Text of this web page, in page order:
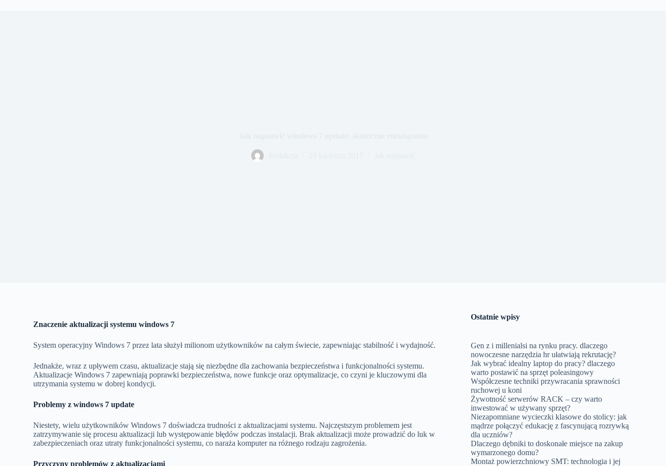
Znaczenie aktualizacji systemu windows 7
System operacyjny Windows 7 przez lata służył milionom użytkowników na całym świecie, zapewniając stabilność i wydajność.
Jednakże, wraz z upływem czasu, aktualizacje stają się niezbędne dla zachowania bezpieczeństwa i funkcjonalności systemu.
Aktualizacje Windows 7 zapewniają poprawki bezpieczeństwa, nowe funkcje oraz optymalizacje, co czyni je kluczowymi dla
utrzymania systemu w dobrej kondycji.
Problemy z windows 7 update
Niestety, wielu użytkowników Windows 7 doświadcza trudności z aktualizacjami systemu. Najczęstszym problemem jest
zatrzymywanie się procesu aktualizacji lub występowanie błędów podczas instalacji. Brak aktualizacji może prowadzić do luk w
zabezpieczeniach oraz utraty funkcjonalności systemu, co naraża komputer na różnego rodzaju zagrożenia.
Przyczyny problemów z aktualizacjami
Ostatnie wpisy
Gen z i millenialsi na rynku pracy. dlaczego
nowoczesne narzędzia hr ułatwiają rekrutację?
Jak wybrać idealny laptop do pracy? dlaczego
warto postawić na sprzęt poleasingowy
Współczesne techniki przywracania sprawności
ruchowej u koni
Żywotność serwerów RACK – czy warto
inwestować w używany sprzęt?
Niezapomniane wycieczki klasowe do stolicy: jak
mądrze połączyć edukację z fascynującą rozrywką
dla uczniów?
Dlaczego dębniki to doskonałe miejsce na zakup
wymarzonego domu?
Montaż powierzchniowy SMT: technologia i jej